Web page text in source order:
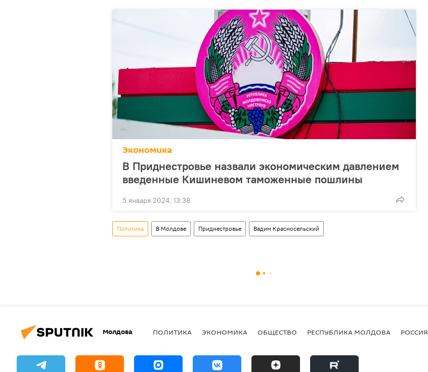
Экономика
В Приднестровье назвали экономическим давлением
введенные Кишиневом таможенные пошлины
5 января 2024, 13:38
Политика В Молдове Приднестровье Вадим Красносельский
Молдова ПОЛИТИКА ЭКОНОМИКА ОБЩЕСТВО РЕСПУБЛИКА МОЛДОВА РОССИЯ